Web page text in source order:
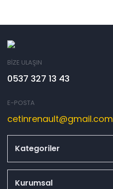
BİZE ULAŞIN
0537 327 13 43
E-POSTA
cetinrenault@gmail.com
Kategoriler
Kurumsal